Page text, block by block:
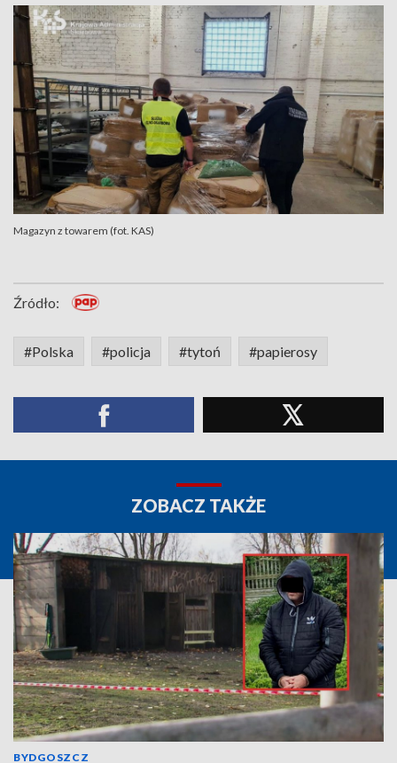
Magazyn z towarem (fot. KAS)
Źródło:
#Polska #policja #tytoń #papierosy
ZOBACZ TAKŻE
BYDGOSZCZ